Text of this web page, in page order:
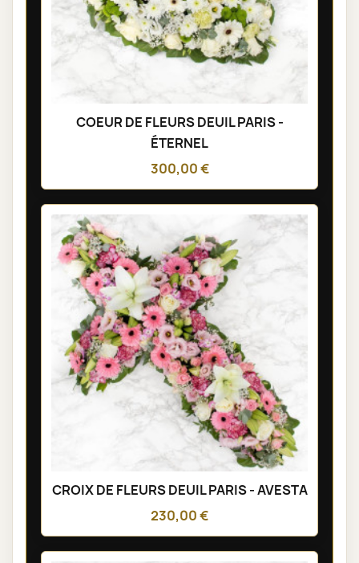
COEUR DE FLEURS DEUIL PARIS -
ÉTERNEL
300,00 €
CROIX DE FLEURS DEUIL PARIS - AVESTA
230,00 €